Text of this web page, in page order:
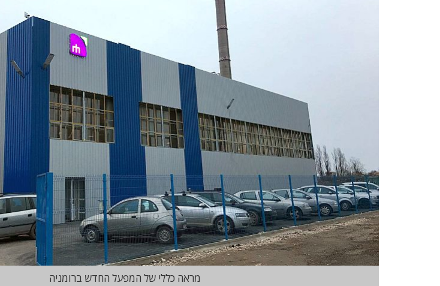
מראה כללי של המפעל החדש ברומניה